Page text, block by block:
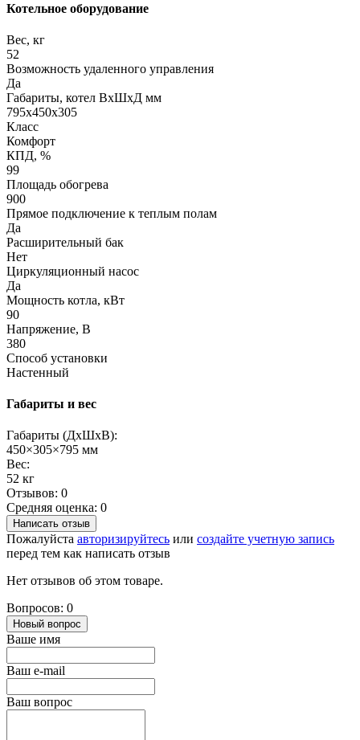
Котельное оборудование
Вес, кг
52
Возможность удаленного управления
Да
Габариты, котел ВхШхД мм
795х450х305
Класс
Комфорт
КПД, %
99
Площадь обогрева
900
Прямое подключение к теплым полам
Да
Расширительный бак
Нет
Циркуляционный насос
Да
Мощность котла, кВт
90
Напряжение, В
380
Способ установки
Настенный
Габариты и вес
Габариты (ДхШхВ):
450×305×795 мм
Вес:
52 кг
Отзывов: 0
Средняя оценка: 0
Написать отзыв
Пожалуйста авторизируйтесь или создайте учетную запись
перед тем как написать отзыв
Нет отзывов об этом товаре.
Вопросов: 0
Новый вопрос
Ваше имя
Ваш e-mail
Ваш вопрос